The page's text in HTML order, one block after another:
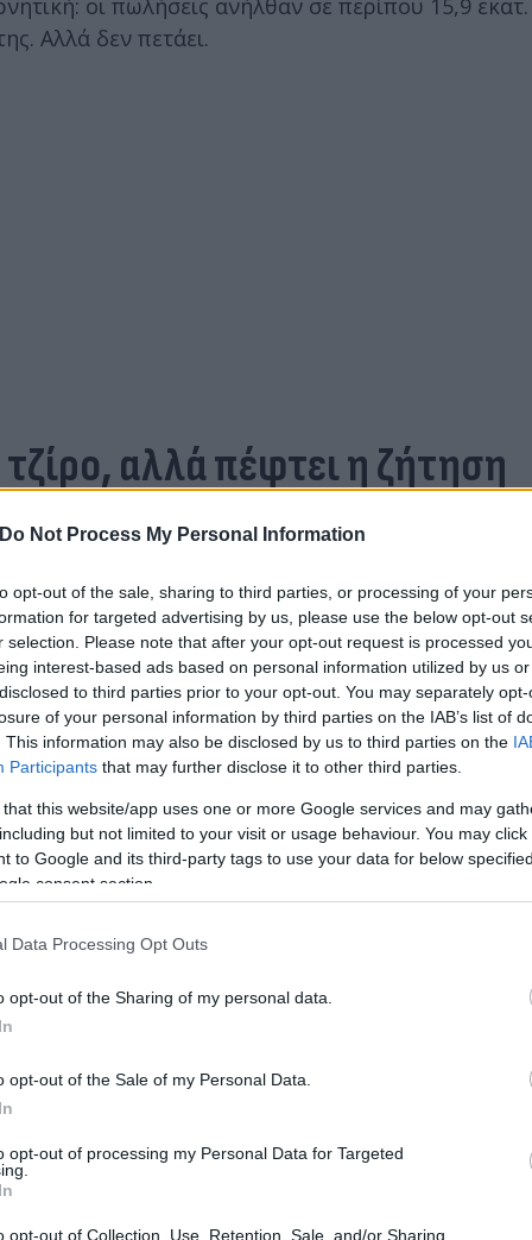
Do Not Process My Personal Information
opt-out of the sale, sharing to third parties, or processing of your
for targeted advertising by us, please use the below opt-out
selection. Please note that after your opt-out request is processed
interest-based ads based on personal information utilized by us
to third parties prior to your opt-out. You may separately
of your personal information by third parties on the IAB’s list of
This information may also be disclosed by us to third parties on the
Participants that may further disclose it to other third parties.
that this website/app uses one or more Google services and may
but not limited to your visit or usage behaviour. You may
to Google and its third-party tags to use your data for below
consent section.
Data Processing Opt Outs
opt-out of the Sharing of my personal data.
opt-out of the Sale of my Personal Data.
opt-out of processing my Personal Data for Targeted
opt-out of Collection, Use, Retention, Sale, and/or Sharing
οι πωλήσεις ανήλθαν σε περίπου 15,9
Αλλά δεν πετάει.
αλλά πέφτει η ζήτηση
του Tech & Durables στην Ελλάδα. Ο
στήριγμα το «ακριβό ράφι» στα smartphones.
ωστόσο η ζήτηση μειώθηκε κατά -6,8% σε
μοντέλα.
από Ψηφιακή Μέριμνα και
το 2024. Καθοριστικό ρόλο έπαιξε η
της χρονιάς –μεBlack Fridayκαι